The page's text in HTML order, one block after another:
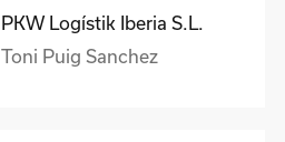
PKW Logístik Iberia S.L.
Toni Puig Sanchez